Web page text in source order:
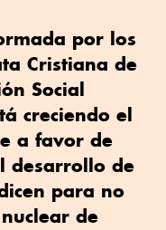
por los
Cristiana de
Social
creciendo el
a favor de
desarrollo de
para no
de